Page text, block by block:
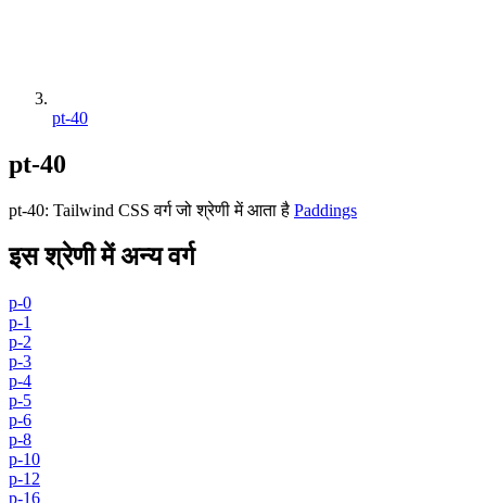
pt-40
pt-40
pt-40: Tailwind CSS वर्ग जो श्रेणी में आता है Paddings
इस श्रेणी में अन्य वर्ग
p-0
p-1
p-2
p-3
p-4
p-5
p-6
p-8
p-10
p-12
p-16